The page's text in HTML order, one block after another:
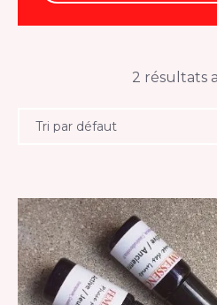
2 résultats